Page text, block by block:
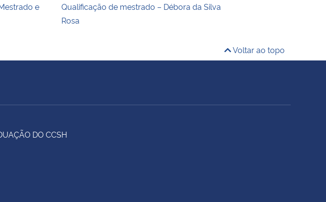
e
Qualificação de mestrado – Débora da Silva
Rosa
Voltar ao topo
DO CCSH